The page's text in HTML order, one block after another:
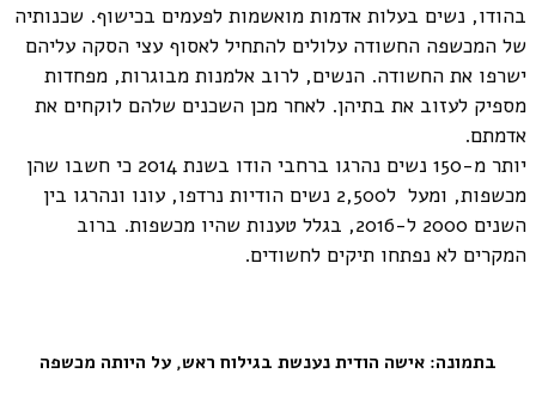
בהודו, נשים בעלות אדמות מואשמות לפעמים בכישוף. שכנותיה
של המכשפה החשודה עלולים להתחיל לאסוף עצי הסקה עליהם
ישרפו את החשודה. הנשים, לרוב אלמנות מבוגרות, מפחדות
מספיק לעזוב את בתיהן. לאחר מכן השכנים שלהם לוקחים את
אדמתם.
יותר מ-150 נשים נהרגו ברחבי הודו בשנת 2014 כי חשבו שהן
מכשפות, ומעל ל2,500 נשים הודיות נרדפו, עונו ונהרגו בין
השנים 2000 ל-2016, בגלל טענות שהיו מכשפות. ברוב
המקרים לא נפתחו תיקים לחשודים.
בתמונה: אישה הודית נענשת בגילוח ראש, על היותה מכשפה